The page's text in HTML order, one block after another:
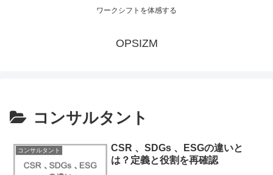
ワークシフトを体感する
OPSIZM
コンサルタント
コンサルタント
CSR 、SDGs 、ESGの違いと
は？定義と役割を再確認